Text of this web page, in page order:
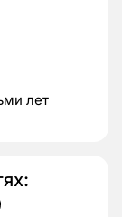
лет